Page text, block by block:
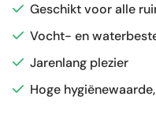
Vorstbestendig
Craquelé
Geschikt voor alle
Vocht- en
Jarenlang plezier
Hoge